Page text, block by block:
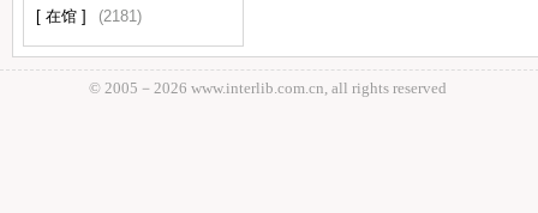
[ 在馆 ]
(2181)
© 2005－ 2026 www.interlib.com.cn, all rights reserved